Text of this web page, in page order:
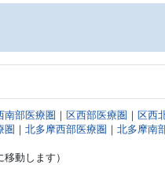
南部医療圏 ｜ 区西部医療圏 ｜ 区西
圏 ｜北多摩西部医療圏 ｜北多摩南
動します）